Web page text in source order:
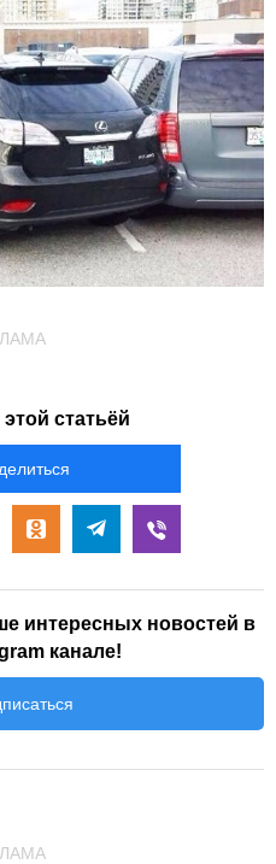
статьёй
интересных новостей в
канале!